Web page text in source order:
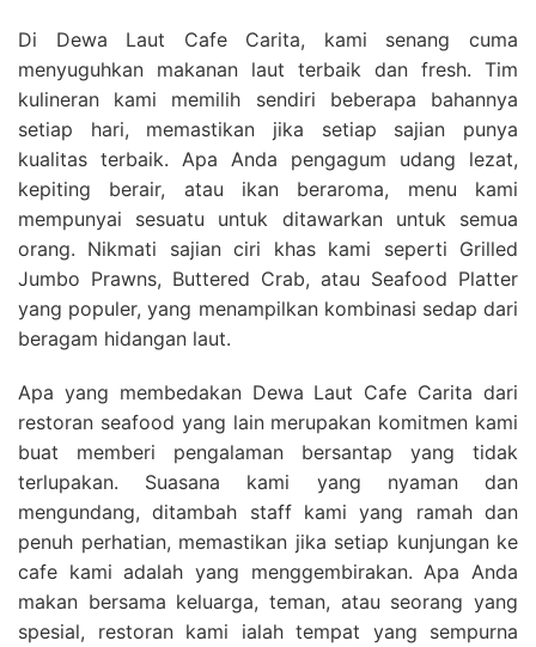
Di Dewa Laut Cafe Carita, kami senang cuma
menyuguhkan makanan laut terbaik dan fresh. Tim
kulineran kami memilih sendiri beberapa bahannya
setiap hari, memastikan jika setiap sajian punya
kualitas terbaik. Apa Anda pengagum udang lezat,
kepiting berair, atau ikan beraroma, menu kami
mempunyai sesuatu untuk ditawarkan untuk semua
orang. Nikmati sajian ciri khas kami seperti Grilled
Jumbo Prawns, Buttered Crab, atau Seafood Platter
yang populer, yang menampilkan kombinasi sedap dari
beragam hidangan laut.
Apa yang membedakan Dewa Laut Cafe Carita dari
restoran seafood yang lain merupakan komitmen kami
buat memberi pengalaman bersantap yang tidak
terlupakan. Suasana kami yang nyaman dan
mengundang, ditambah staff kami yang ramah dan
penuh perhatian, memastikan jika setiap kunjungan ke
cafe kami adalah yang menggembirakan. Apa Anda
makan bersama keluarga, teman, atau seorang yang
spesial, restoran kami ialah tempat yang sempurna